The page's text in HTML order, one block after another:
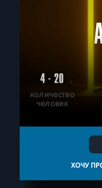
4 - 20
количество
человек
ХОЧУ